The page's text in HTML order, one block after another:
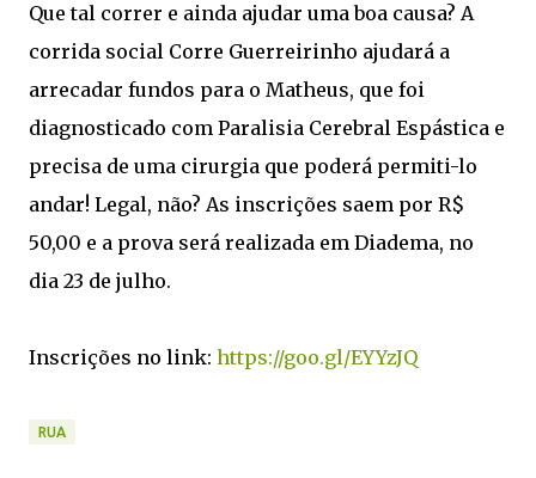
Que tal correr e ainda ajudar uma boa causa? A
corrida social Corre Guerreirinho ajudará a
arrecadar fundos para o Matheus, que foi
diagnosticado com Paralisia Cerebral Espástica e
precisa de uma cirurgia que poderá permiti-lo
andar! Legal, não? As inscrições saem por R$
50,00 e a prova será realizada em Diadema, no
dia 23 de julho.
Inscrições no link: https://goo.gl/EYYzJQ
RUA